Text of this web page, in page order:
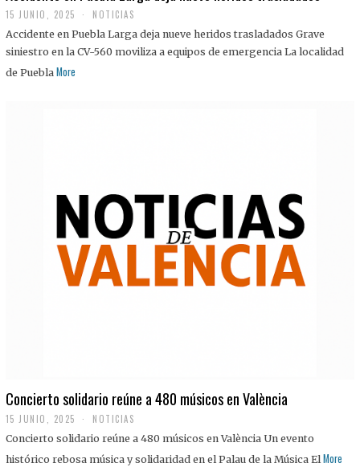
15 JUNIO, 2025 NOTICIAS
Accidente en Puebla Larga deja nueve heridos trasladados Grave
siniestro en la CV-560 moviliza a equipos de emergencia La localidad
de Puebla More
Concierto solidario reúne a 480 músicos en València
15 JUNIO, 2025 NOTICIAS
Concierto solidario reúne a 480 músicos en València Un evento
histórico rebosa música y solidaridad en el Palau de la Música El More